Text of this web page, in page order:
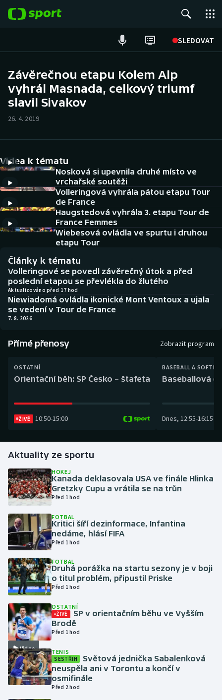
SLEDOVAT
Hokej
Cyklistika
DALŠÍ SPORTY
Americký fotbal
Baseball a softbal
Biatlon
Boby a skeleton
Curling
Dostihy
Futsal
Golf
Gymnastika
Házená
Jezdectví
Judo
Krasobruslení
Lezení
Lyže a snowboard
Moderní pětiboj
Motorsport
Olympijské hry
NEPŘEHLÉDNĚTE
Soutěže
Aplikace ČT sport
AZ kvíz
Závěrečnou etapu Kolem Alp
vyhrál Masnada, celkový triumf
slavil Sivakov
26. 4. 2019
Videa k tématu
Nosková si upevnila druhé místo ve
vrchařské soutěži
Volleringová vyhrála pátou etapu Tour
de France
Haugstedová vyhrála 3. etapu Tour de
France Femmes
Wiebesová ovládla ve spurtu i druhou
etapu Tour
Články k tématu
Volleringové se povedl závěrečný útok a před
poslední etapou se převlékla do žlutého
Aktualizováno před 17 hod
Niewiadomá ovládla ikonické Mont Ventoux a ujala
se vedení v Tour de France
7. 8. 2026
Přímé přenosy Zobrazit program
OSTATNÍ
Orientační běh: SP Česko – štafeta
ŽIVĚ 10:50-15:00
BASEBALL A
Baseballová
Dnes, 12:55-16:15
Aktuality ze sportu
HOKEJ
Kanada deklasovala USA ve finále Hlinka
Gretzky Cupu a vrátila se na trůn
Před 1 hod
FOTBAL
Kritici šíří dezinformace, Infantina
nedáme, hlásí FIFA
Před 1 hod
FOTBAL
Druhá porážka na startu sezony je v boji
o titul problém, připustil Priske
Před 1 hod
Video
OSTATNÍ
ŽIVĚ
SP v orientačním běhu ve Vyšším
Brodě
Před 1 hod
TENIS
SESTŘIH
Světová jednička Sabalenková
neuspěla ani v Torontu a končí v
osmifinále
Před 2 hod